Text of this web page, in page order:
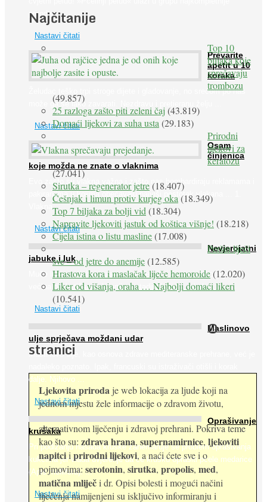
prirodne ...
Nastavi čitati
Prevarite
apetit u 10
koraka
Želudac teško trpi stroge dijete i gladovanje, no srećom po nas
može ga se lako zavarati. Nezdravu i pretjeranu želju ...
Nastavi čitati
Osam
činjenica
koje možda ne znate o vlaknima
Evo zašto su vlakna važna i zašto nas bombardiraju reklamama i
pakiranjima u kojima obećavaju najviši postotak vlakana ... 1.
Vlakna ...
Nastavi čitati
Nevjerojatni
jabuke i luk
Muče li vas tegobe vezane uz srce, oči i živce, od kojih pati
većina dijabetičara u kasnijem stadiju bolesti, jabuke ...
Nastavi čitati
Maslinovo
ulje sprječava moždani udar
Maslinovo ulje, kao osnova zdrave mediteranske prehrane, već je
dalje. Njihovo ...
Nastavi čitati
Oprašivanje
krušaka
Pri podizanju nasada kruške zanemaruje se problem oprašivanja
kukcima jer vlada uvjerenje da će krušku oprašiti pčele medarice
(Apis mellifera). ...
Nastavi čitati
Najčitanije
Top 10
biljaka koje
sprečavaju
trombozu
(49.857)
25 razloga zašto piti zeleni čaj(43.819)
Domaći lijekovi za suha usta (29.183)
Prirodni
lijekovi za
keratozu
(27.041)
Sirutka – regenerator jetre(18.407)
Češnjak i limun protiv kurjeg oka (18.349)
Top 7 biljaka za bolji vid (18.304)
Napravite ljekoviti jastuk od koštica višnje! (18.218)
Cijela istina o listu masline(17.008)
Peršin liječi
sve – od jetre do anemije(12.585)
Hrastova kora i maslačak liječe hemoroide(12.020)
Liker od višanja, oraha … Najbolji domaći likeri
(10.541)
O
stranici
Ljekovita priroda je web lokacija za ljude koji na
jednom mjestu žele informacije o zdravom životu,
alternativnom liječenju i zdravoj prehrani. Pokriva teme
kao što su: zdrava hrana, supernamirnice, ljekoviti
napitciiprirodni lijekovi, a naći ćete sve i o
pojmovima: serotonin, sirutka, propolis, med,
matična mliječi dr. Opisi bolesti i mogući načini
liječenja namijenjeni su isključivo informiranju i